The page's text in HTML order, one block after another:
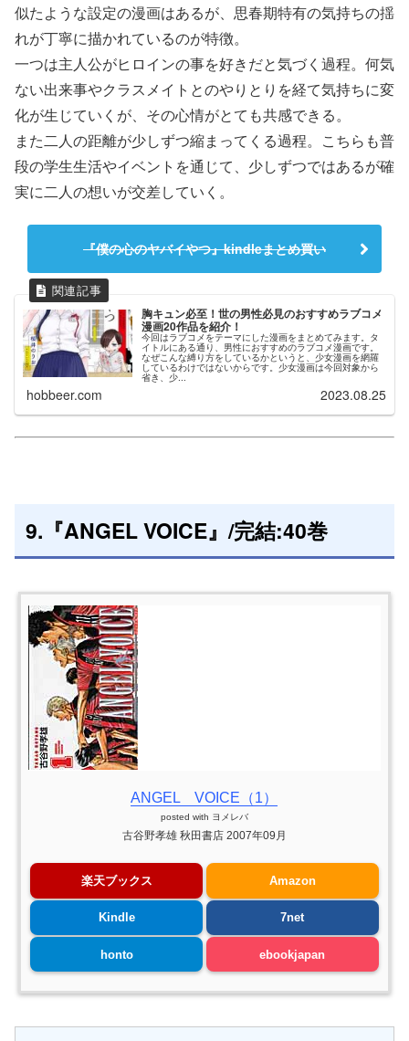
似たような設定の漫画はあるが、思春期特有の気持ちの揺
れが丁寧に描かれているのが特徴。
一つは主人公がヒロインの事を好きだと気づく過程。何気
ない出来事やクラスメイトとのやりとりを経て気持ちに変
化が生じていくが、その心情がとても共感できる。
また二人の距離が少しずつ縮まってくる過程。こちらも普
段の学生生活やイベントを通じて、少しずつではあるが確
実に二人の想いが交差していく。
『僕の心のヤバイやつ』kindleまとめ買い
胸キュン必至！世の男性必見のおすすめラブコメ
漫画20作品を紹介！
今回はラブコメをテーマにした漫画をまとめてみます。タ
イトルにある通り、男性におすすめのラブコメ漫画です。
なぜこんな縛り方をしているかというと、少女漫画を網羅
しているわけではないからです。少女漫画は今回対象から
省き、少...
hobbeer.com 2023.08.25
9.『ANGEL VOICE』/完結:40巻
ANGEL VOICE（1）
posted with ヨメレバ
古谷野孝雄 秋田書店 2007年09月
楽天ブックス Amazon
Kindle 7net
honto ebookjapan